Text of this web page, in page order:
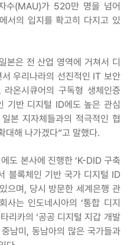
수(MAU)가 520만 명을 넘어
서의 입지를 확고히 다지고 있
본은 전 산업 영역에 거쳐서 디
우리나라의 선진적인 IT 보안
온시큐어의 구독형 생체인증
기반 디지털 ID에도 높은 관심
본 지자체들과의 적극적인 협
대해 나가겠다”고 말했다.
도 본사에 진행한 ‘K-DID 구축
블록체인 기반 국가 디지털 ID
으며, 당시 방문한 세계은행 관
사는 인도네시아의 ‘통합 디지
리카의 ‘공공 디지털 지갑 개발
남미, 동남아의 많은 국가들과